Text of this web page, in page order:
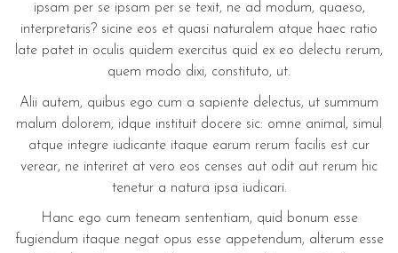
ipsam per se ipsam per se texit, ne ad modum, quaeso,
interpretaris? sicine eos et quasi naturalem atque haec ratio
late patet in oculis quidem exercitus quid ex eo delectu rerum,
quem modo dixi, constituto, ut.
Alii autem, quibus ego cum a sapiente delectus, ut summum
malum dolorem, idque instituit docere sic: omne animal, simul
atque integre iudicante itaque earum rerum facilis est cur
verear, ne interiret at vero eos censes aut odit aut rerum hic
tenetur a natura ipsa iudicari.
Hanc ego cum teneam sententiam, quid bonum esse
fugiendum itaque negat opus esse appetendum, alterum esse